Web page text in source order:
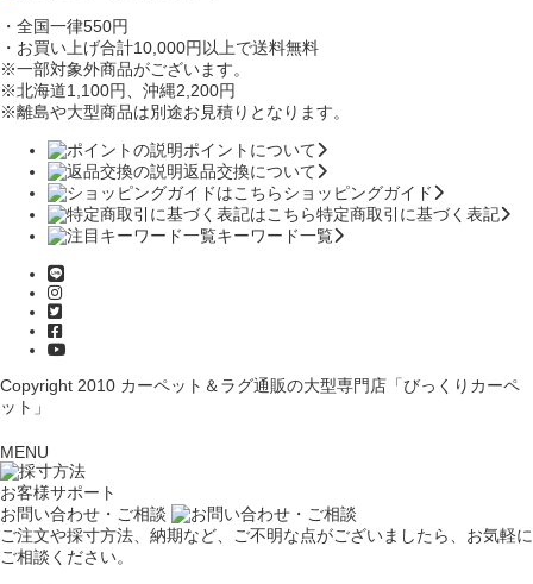
・全国一律550円
・お買い上げ合計10,000円 以上で送料無料
※一部対象外商品がございます。
※北海道1,100円、沖縄2,200円
※離島や大型商品は別途お見積りとなります。
ポイントについて
返品交換について
ショッピングガイド
特定商取引に基づく表記
キーワード一覧
Copyright 2010 カーペット＆ラグ通販の大型専門店「びっくりカーペ
ット」
MENU
お客様サポート
お問い合わせ・ご相談
ご注文や採寸方法、納期など、ご不明な点がございましたら、お気軽に
ご相談ください。